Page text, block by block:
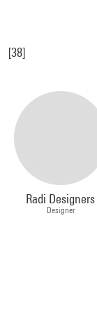
[38]
Radi Designers
Designer